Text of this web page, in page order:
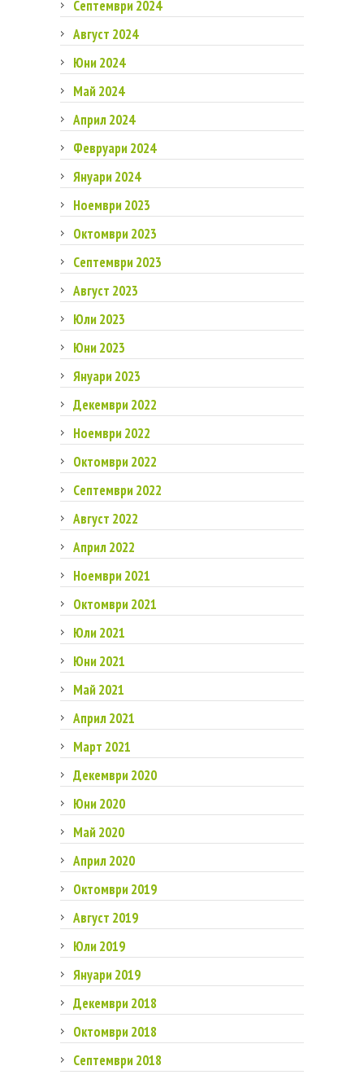
Септември 2024
Август 2024
Юни 2024
Май 2024
Април 2024
Февруари 2024
Януари 2024
Ноември 2023
Октомври 2023
Септември 2023
Август 2023
Юли 2023
Юни 2023
Януари 2023
Декември 2022
Ноември 2022
Октомври 2022
Септември 2022
Август 2022
Април 2022
Ноември 2021
Октомври 2021
Юли 2021
Юни 2021
Май 2021
Април 2021
Март 2021
Декември 2020
Юни 2020
Май 2020
Април 2020
Октомври 2019
Август 2019
Юли 2019
Януари 2019
Декември 2018
Октомври 2018
Септември 2018